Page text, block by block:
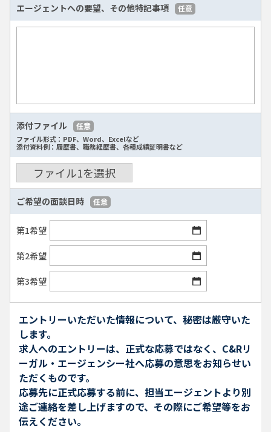
エージェントへの要望、 その他特記事項 任意
添付ファイル 任意
ファイル形式：PDF、Word、Excelなど
添付資料例：履歴書、職務経歴書、各種成績証明書など
ファイル1を選択
ご希望の面談日時 任意
第1希望
第2希望
第3希望
エントリーいただいた情報について、秘密は厳守いた
します。
求人へのエントリーは、正式な応募ではなく、C&Rリ
ーガル・エージェンシー社へ応募の意思をお知らせい
ただくものです。
応募先に正式応募する前に、担当エージェントより別
途ご連絡を差し上げますので、その際にご希望等をお
伝えください。